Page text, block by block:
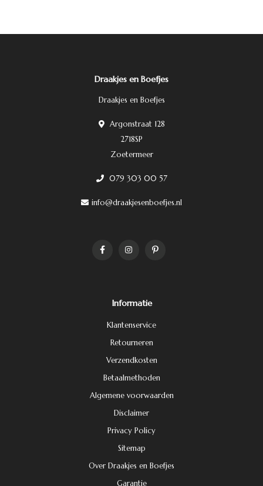
Draakjes en Boefjes
Draakjes en Boefjes
Argonstraat 128
2718SP
Zoetermeer
079 303 00 57
info@draakjesenboefjes.nl
Informatie
Klantenservice
Retourneren
Verzendkosten
Betaalmethoden
Algemene voorwaarden
Disclaimer
Privacy Policy
Sitemap
Over Draakjes en Boefjes
Garantie